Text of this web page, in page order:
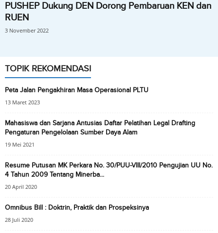
PUSHEP Dukung DEN Dorong Pembaruan KEN dan
RUEN
3 November 2022
TOPIK REKOMENDASI
Peta Jalan Pengakhiran Masa Operasional PLTU
13 Maret 2023
Mahasiswa dan Sarjana Antusias Daftar Pelatihan Legal Drafting
Pengaturan Pengelolaan Sumber Daya Alam
19 Mei 2021
Resume Putusan MK Perkara No. 30/PUU-VIII/2010 Pengujian UU No.
4 Tahun 2009 Tentang Minerba...
20 April 2020
Omnibus Bill : Doktrin, Praktik dan Prospeksinya
28 Juli 2020